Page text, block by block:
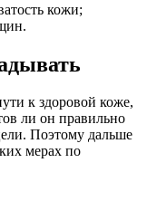
кожи;
к здоровой коже,
ли он правильно
Поэтому дальше
мерах по